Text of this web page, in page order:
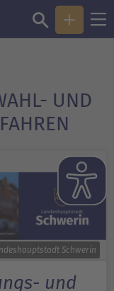
UND
Schwerin
und